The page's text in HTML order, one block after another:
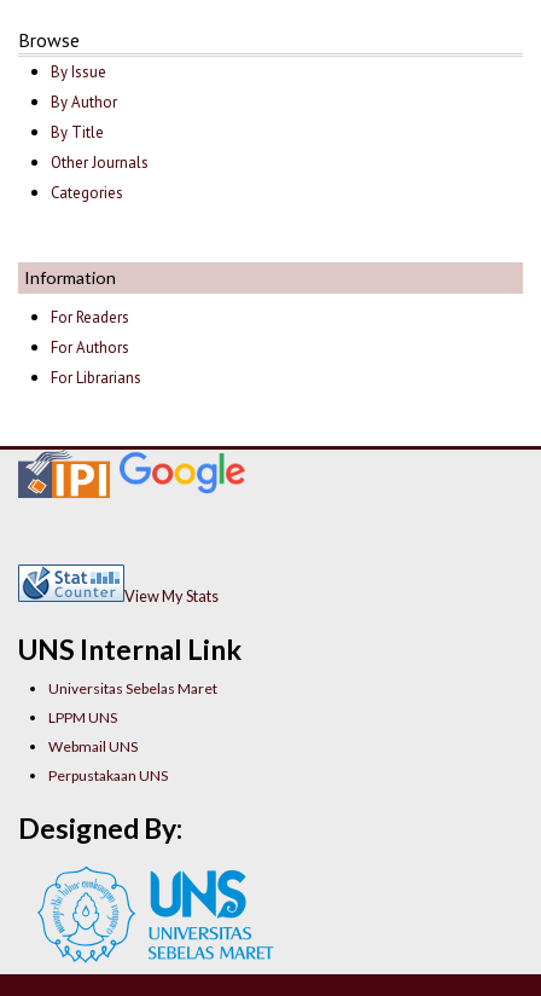
Browse
By Issue
By Author
By Title
Other Journals
Categories
Information
For Readers
For Authors
For Librarians
UNS Internal Link
Universitas Sebelas Maret
LPPM UNS
Webmail UNS
Perpustakaan UNS
View My Stats
Designed By: